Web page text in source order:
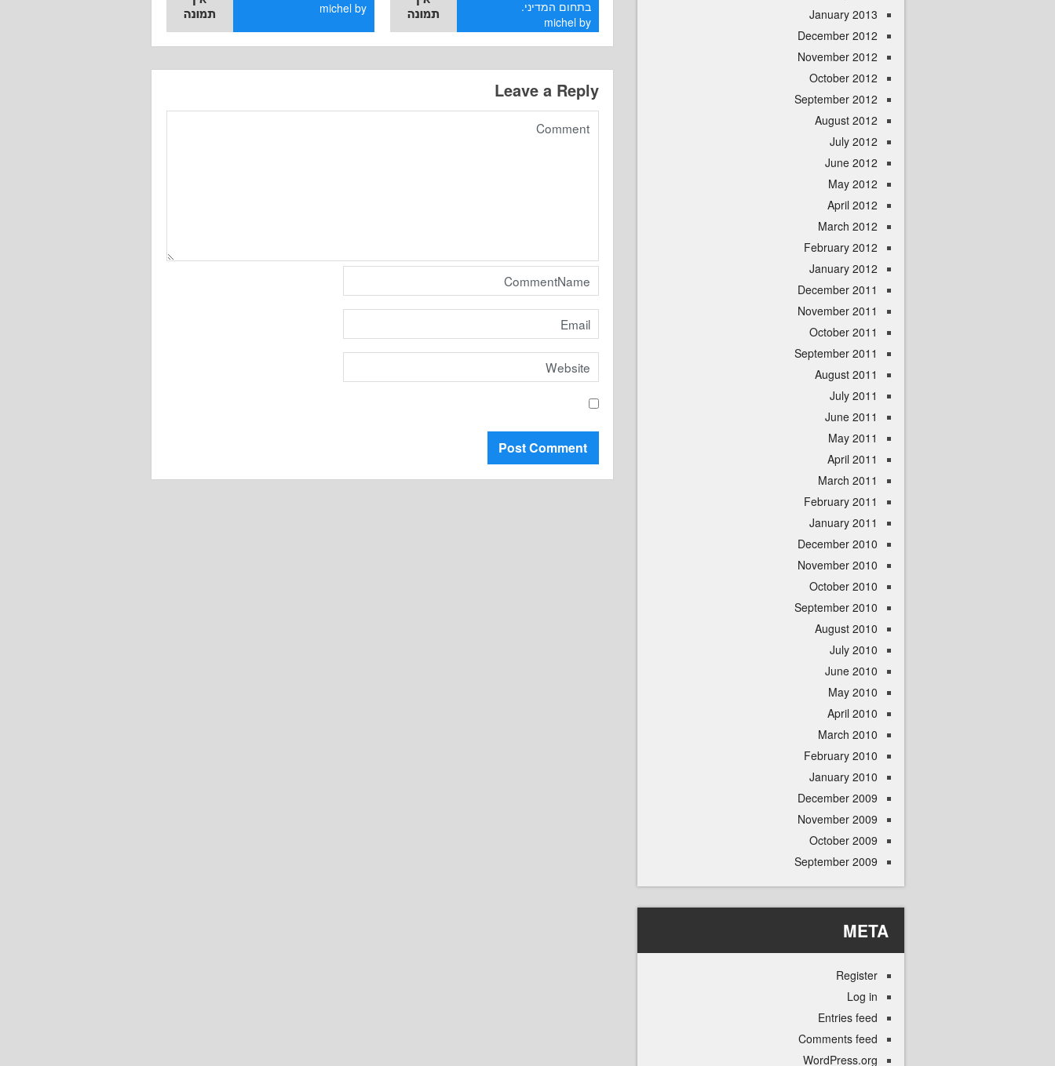
בתחום המדיני.
by
michel
by
michel
Leave a Reply
January 2013
December 2012
November 2012
October 2012
September 2012
August 2012
July 2012
June 2012
May 2012
April 2012
March 2012
February 2012
January 2012
December 2011
November 2011
October 2011
September 2011
August 2011
July 2011
June 2011
May 2011
April 2011
March 2011
February 2011
January 2011
December 2010
November 2010
October 2010
September 2010
August 2010
July 2010
June 2010
May 2010
April 2010
March 2010
February 2010
January 2010
December 2009
November 2009
October 2009
September 2009
META
Register
Log in
Entries feed
Comments feed
WordPress.org